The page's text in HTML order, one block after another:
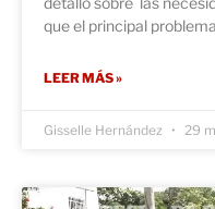
que el principal
LEER MÁS »
Gisselle Hernández 29